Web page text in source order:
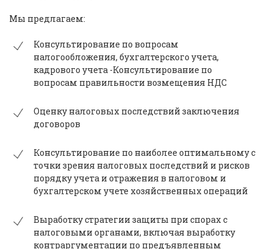
Мы предлагаем:
Консультирование по вопросам
налогообложения, бухгалтерского учета,
кадрового учета -Консультирование по
вопросам правильности возмещения НДС
Оценку налоговых последствий заключения
договоров
Консультирование по наиболее оптимальному с
точки зрения налоговых последствий и рисков
порядку учета и отражения в налоговом и
бухгалтерском учете хозяйственных операций
Выработку стратегии защиты при спорах с
налоговыми органами, включая выработку
контраргументации по предъявленным